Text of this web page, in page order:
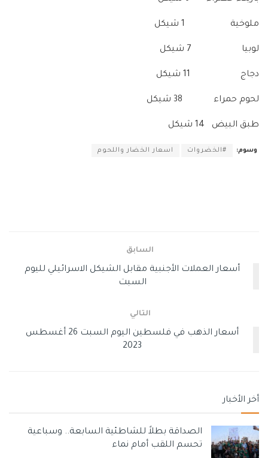
ملوخية 1 شيكل
لوبيا 7 شيكل
دجاج 11 شيكل
لحوم حمراء 38 شيكل
طبق البيض 14 شيكل
وسوم: #الخضروات اسعار الخضار واللحوم
السابق
أسعار العملات الأجنبية مقابل الشيكل الاسرائيلي لليوم
السبت
التالي
أسعار الذهب في فلسطين اليوم السبت 26 أغسطس
2023
أخر الأخبار
الصداقة بطلاً للشاطئية السابعة.. وسباعية
تحسم اللقب أمام نماء